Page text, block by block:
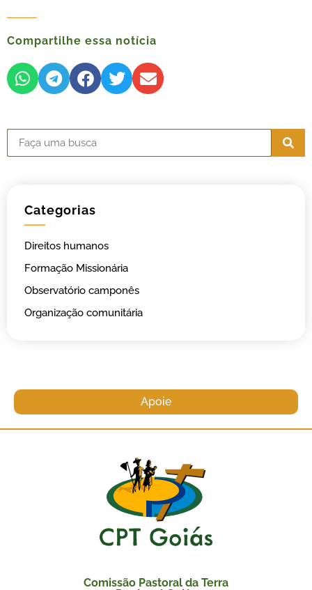
Compartilhe essa notícia
Categorias
Direitos humanos
Formação Missionária
Observatório camponês
Organização comunitária
Apoie
Comissão Pastoral da Terra